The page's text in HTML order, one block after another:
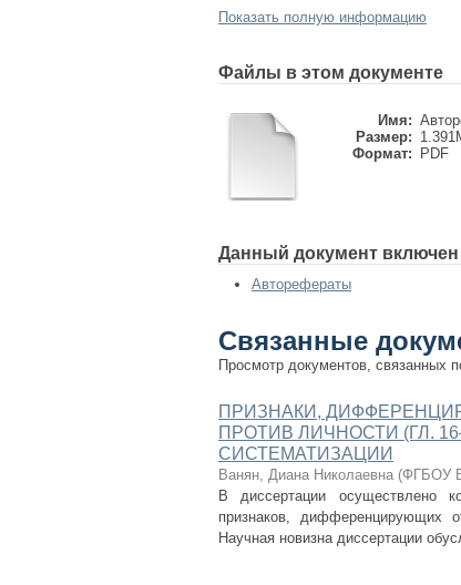
Показать полную информацию
Файлы в этом документе
Имя:
Размер:
Формат:
PDF
Данный документ
Авторефераты
Связанные
Просмотр документов, связанных
ПРИЗНАКИ,
ПРОТИВ ЛИЧНОСТИ (ГЛ.
СИСТЕМАТИЗАЦИИ
Ванян, Диана Николаевна (ФГБОУ
В диссертации осуществлено
признаков, дифференцирующих
Научная новизна диссертации